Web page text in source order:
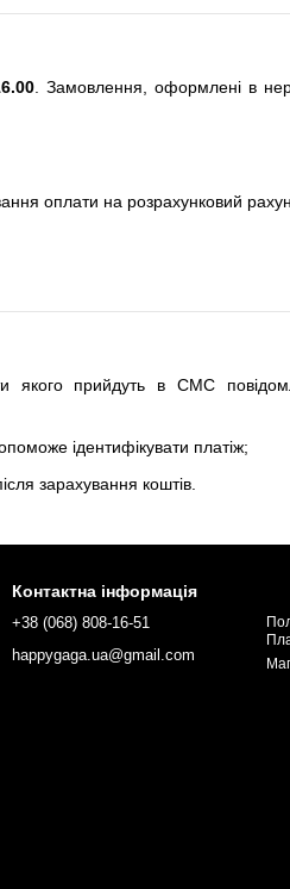
. Замовлення, оформлені в
оплати на розрахунковий
якого прийдуть в СМС
ідентифікувати платіж;
зарахування коштів.
Контактна інформація
+38 (068) 808-16-51
happygaga.ua@gmail.com